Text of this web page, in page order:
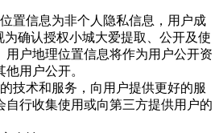
置信息为非个人隐私信息，用户成
为确认授权小城大爱提取、公开及使
用户地理位置信息将作为用户公开资
用户公开。
技术和服务，向用户提供更好的服
自行收集使用或向第三方提供用户的